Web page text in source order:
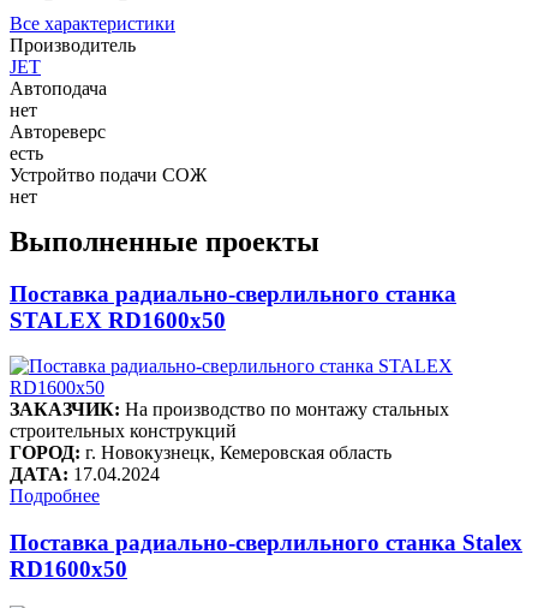
Все характеристики
Производитель
JET
Автоподача
нет
Автореверс
есть
Устройтво подачи СОЖ
нет
Выполненные проекты
Поставка радиально-сверлильного станка
STALEX RD1600x50
ЗАКАЗЧИК: На производство по монтажу стальных
строительных конструкций
ГОРОД: г. Новокузнецк, Кемеровская область
ДАТА: 17.04.2024
Подробнее
Поставка радиально-сверлильного станка Stalex
RD1600x50